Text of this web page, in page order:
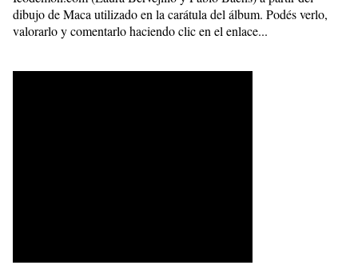
dibujo de Maca utilizado en la carátula del álbum. Podés verlo,
valorarlo y comentarlo haciendo clic en el enlace...